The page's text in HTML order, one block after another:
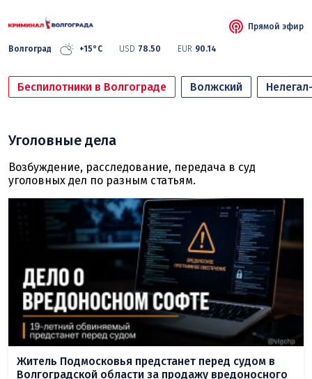
Волгоград +15°C USD 78.50 EUR 90.14
Прямой эфир
Беспилотники в Волгограде Волжский
Уголовные дела
Возбуждение, расследование, передача в суд
уголовных дел по разным статьям.
Житель Подмосковья предстанет перед судом в
Волгоградской области за продажу вредоносного